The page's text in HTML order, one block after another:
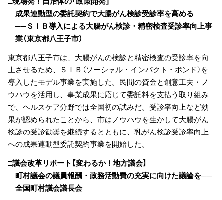
成果連動型の委託契約で大腸がん検診受診率を高める
──ＳＩＢ導入による大腸がん検診・精密検査受診率向上事
業（東京都八王子市）
東京都八王子市は、大腸がんの検診と精密検査の受診率を向
上させるため、ＳＩＢ（ソーシャル・インパクト・ボンド）を
導入したモデル事業を実施した。民間の資金と創意工夫・ノ
ウハウを活用し、事業成果に応じて委託料を支払う取り組み
で、ヘルスケア分野では全国初の試みだ。受診率向上など効
果が認められたことから、市はノウハウを生かして大腸がん
検診の受診勧奨を継続するとともに、乳がん検診受診率向上
への成果連動型委託契約事業を開始した。
□議会改革リポート【変わるか！地方議会】
町村議会の議員報酬・政務活動費の充実に向けた議論を──
全国町村議会議長会